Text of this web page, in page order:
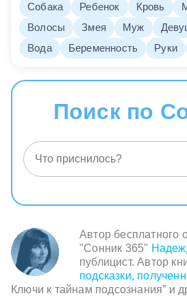
Собака
Ребенок Кровь
Волосы
Змея Муж
Вода
Беременность Руки
Поиск по
Автор бесплатного
"Сонник 365"
публицист. Автор
подсказки,
Ключи к тайнам подсознания” и